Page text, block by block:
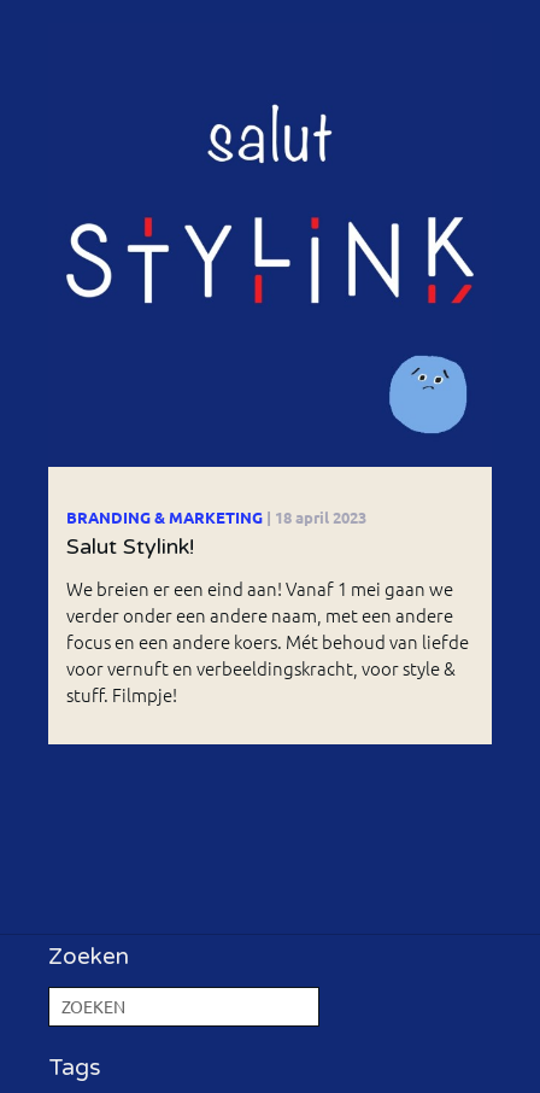
BRANDING & MARKETING | 18 april 2023
Salut Stylink!
We breien er een eind aan! Vanaf 1 mei gaan we
verder onder een andere naam, met een andere
focus en een andere koers. Mét behoud van liefde
voor vernuft en verbeeldingskracht, voor style &
stuff. Filmpje!
Zoeken
Tags